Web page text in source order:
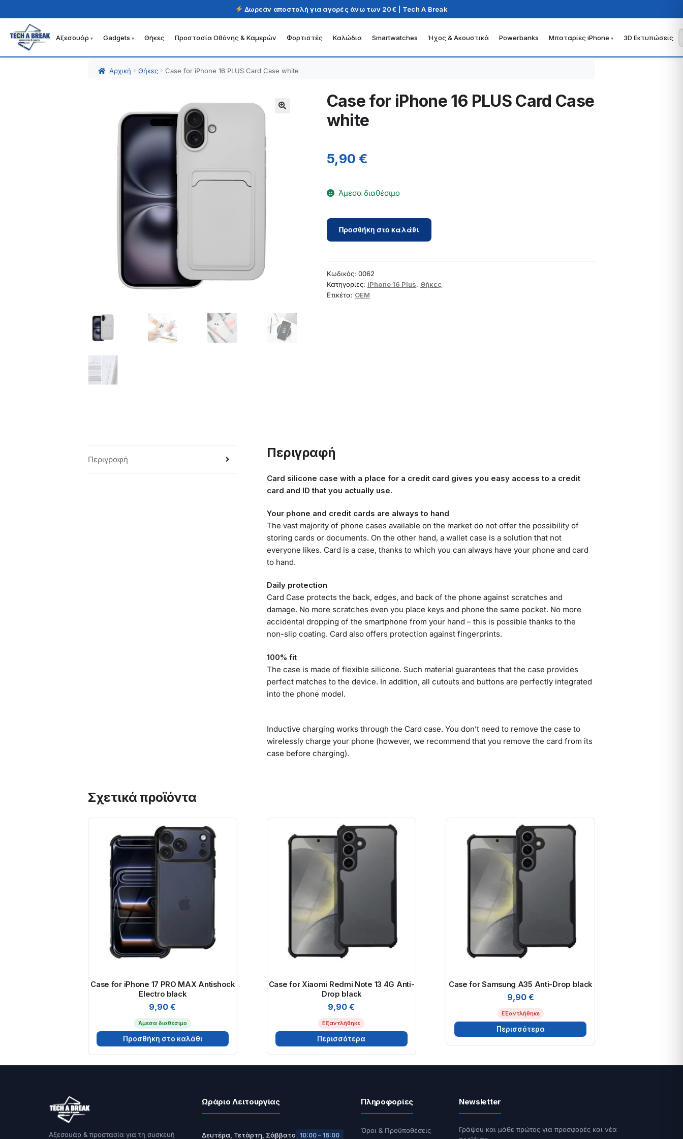
Δωρεάν αποστολή για αγορές άνω των 20€ | Tech A Break
Απευθείας
μετάβαση
Μετάβαση
σε
Αξεσουάρ Gadgets Θήκες Προστασία Οθόνης & Καμερών Φορτιστές Καλώδια Smartwatches Ήχος & Ακουστικά Powerbanks Μπαταρίες iPhone 3D Εκτυπώσεις
Αρχική Θήκες Case for iPhone 16 PLUS Card Case white
Case for iPhone 16 PLUS Card Case
white
5,90 €
Άμεσα διαθέσιμο
Case
PLUS
Card
Case
Προσθήκη στο καλάθι
Κωδικός: 0062
Κατηγορίες: iPhone 16 Plus, Θήκες
Ετικέτα: OEM
Περιγραφή Περιγραφή
Card silicone case with a place for a credit card gives you easy access to a credit
card and ID that you actually use.
Your phone and credit cards are always to hand
The vast majority of phone cases available on the market do not offer the possibility of
storing cards or documents. On the other hand, a wallet case is a solution that not
everyone likes. Card is a case, thanks to which you can always have your phone and card
to hand.
Daily protection
Card Case protects the back, edges, and back of the phone against scratches and
damage. No more scratches even you place keys and phone the same pocket. No more
accidental dropping of the smartphone from your hand – this is possible thanks to the
non-slip coating. Card also offers protection against fingerprints.
100% fit
The case is made of flexible silicone. Such material guarantees that the case provides
perfect matches to the device. In addition, all cutouts and buttons are perfectly integrated
into the phone model.
Inductive charging works through the Card case. You don’t need to remove the case to
wirelessly charge your phone (however, we recommend that you remove the card from its
case before charging).
Σχετικά προϊόντα
Case for iPhone 17 PRO MAX Antishock
Electro black
9,90€
Άμεσα διαθέσιμο
Προσθήκη στο καλάθι
Case for Xiaomi Redmi Note 13 4G Anti-
Drop black
9,90€
Εξαντλήθηκε
Περισσότερα
Case for Samsung A35 Anti-Drop black
9,90 €
Εξαντλήθηκε
Περισσότερα
Αξεσουάρ & προστασία για τη συσκευή
Ωράριο Λειτουργίας
Δευτέρα, Τετάρτη, Σάββατο 10:00 – 16:00
Πληροφορίες
Όροι & Προϋποθέσεις
Newsletter
Γράψου και μάθε πρώτος για προσφορές και νέα